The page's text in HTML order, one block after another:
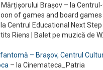
Mărțișorului Brașov – la
of games and board
Centrul Educational Next Step
Riens | Balet pe muzică de
– Brașov, Centrul
– la Cinemateca_Patria